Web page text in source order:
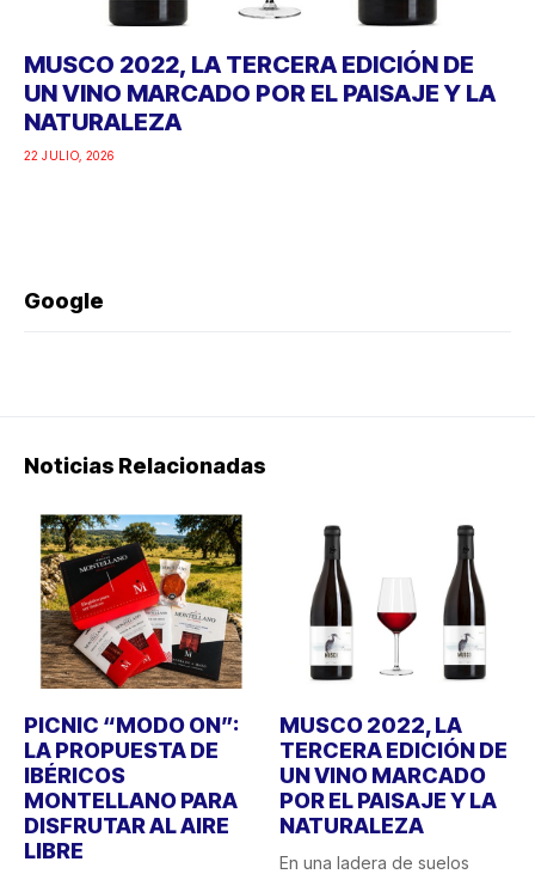
MUSCO 2022, LA TERCERA EDICIÓN DE
UN VINO MARCADO POR EL PAISAJE Y LA
NATURALEZA
22 JULIO, 2026
Google
Noticias Relacionadas
PICNIC “MODO ON”:
LA PROPUESTA DE
IBÉRICOS
MONTELLANO PARA
DISFRUTAR AL AIRE
LIBRE
MUSCO 2022, LA
TERCERA EDICIÓN DE
UN VINO MARCADO
POR EL PAISAJE Y LA
NATURALEZA
En una ladera de suelos